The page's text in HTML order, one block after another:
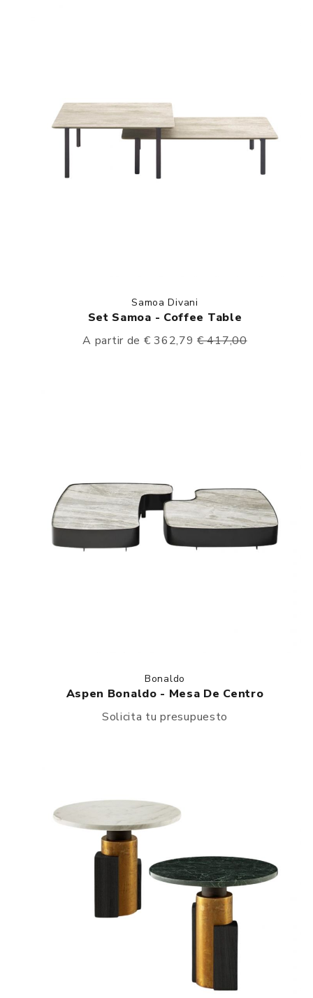
Samoa Divani
Set Samoa - Coffee Table
A partir de € 362,79€ 417,00
Bonaldo
Aspen Bonaldo - Mesa De Centro
Solicita tu presupuesto